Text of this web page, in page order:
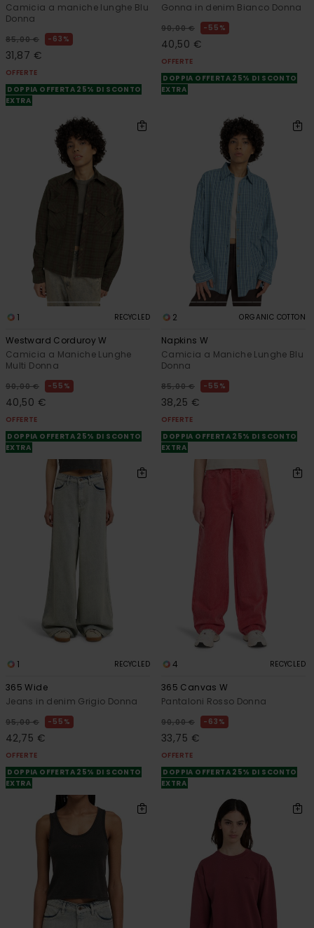
Camicia a maniche lunghe Blu
Donna
85,00 € 63%
31,87 €
OFFERTE
DOPPIA OFFERTA 25% DI SCONTO
EXTRA
Gonna in denim Bianco Donna
90,00 € 55%
40,50 €
OFFERTE
DOPPIA OFFERTA 25% DI SCONTO
EXTRA
1 RECYCLED
Westward Corduroy W
Camicia a Maniche Lunghe
Multi Donna
90,00 € 55%
40,50 €
OFFERTE
DOPPIA OFFERTA 25% DI SCONTO
EXTRA
2 ORGANIC COTTON
Napkins W
Camicia a Maniche Lunghe Blu
Donna
85,00 € 55%
38,25 €
OFFERTE
DOPPIA OFFERTA 25% DI SCONTO
EXTRA
1 RECYCLED
365 Wide
Jeans in denim Grigio Donna
95,00 € 55%
42,75 €
OFFERTE
DOPPIA OFFERTA 25% DI SCONTO
EXTRA
4 RECYCLED
365 Canvas W
Pantaloni Rosso Donna
90,00 € 63%
33,75 €
OFFERTE
DOPPIA OFFERTA 25% DI SCONTO
EXTRA